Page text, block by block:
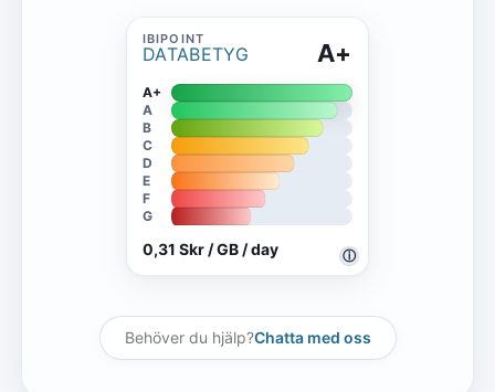
DATABETYG
ⓘ
A+
A+
A
B
C
D
E
F
G
0,31 Skr / GB / day
Behöver du hjälp?Chatta med oss